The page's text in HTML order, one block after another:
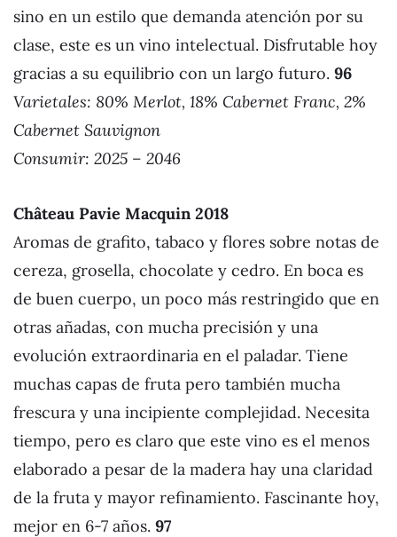
sino en un estilo que demanda atención por su
clase, este es un vino intelectual. Disfrutable hoy
gracias a su equilibrio con un largo futuro. 96
Varietales: 80% Merlot, 18% Cabernet Franc, 2%
Cabernet Sauvignon
Consumir: 2025 – 2046
Château Pavie Macquin 2018
Aromas de grafito, tabaco y flores sobre notas de
cereza, grosella, chocolate y cedro. En boca es
de buen cuerpo, un poco más restringido que en
otras añadas, con mucha precisión y una
evolución extraordinaria en el paladar. Tiene
muchas capas de fruta pero también mucha
frescura y una incipiente complejidad. Necesita
tiempo, pero es claro que este vino es el menos
elaborado a pesar de la madera hay una claridad
de la fruta y mayor refinamiento. Fascinante hoy,
mejor en 6-7 años. 97